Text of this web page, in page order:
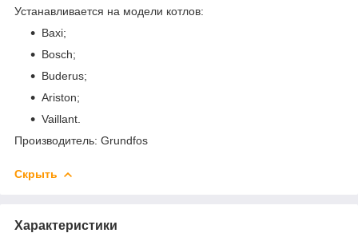
Устанавливается на модели котлов:
Baxi;
Bosch;
Buderus;
Ariston;
Vaillant.
Производитель: Grundfos
Скрыть
Характеристики